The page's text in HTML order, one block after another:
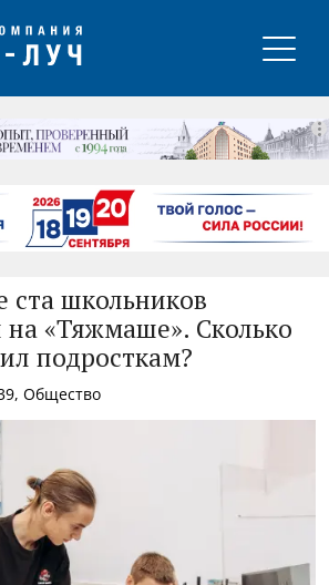
школьников
на «Тяжмаше». Сколько
подросткам?
Общество